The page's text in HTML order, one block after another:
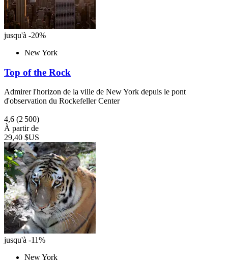
jusqu'à -20%
New York
Top of the Rock
Admirer l'horizon de la ville de New York depuis le pont
d'observation du Rockefeller Center
4,6 (2 500)
À partir de
29,40 $US
jusqu'à -11%
New York